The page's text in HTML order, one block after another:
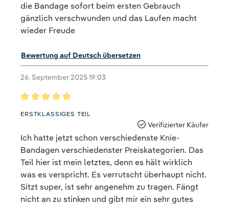
die Bandage sofort beim ersten Gebrauch
gänzlich verschwunden und das Laufen macht
wieder Freude
Bewertung auf Deutsch übersetzen
26. September 2025 19:03
Bewertung mit 5 von 5 Sternen
ERSTKLASSIGES TEIL
Verifizierter Käufer
Ich hatte jetzt schon verschiedenste Knie-
Bandagen verschiedenster Preiskategorien. Das
Teil hier ist mein letztes, denn es hält wirklich
was es verspricht. Es verrutscht überhaupt nicht.
Sitzt super, ist sehr angenehm zu tragen. Fängt
nicht an zu stinken und gibt mir ein sehr gutes